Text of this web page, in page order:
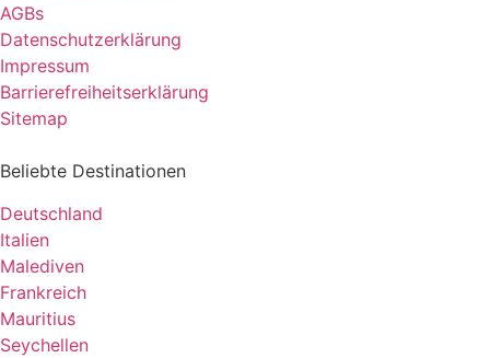
AGBs
Datenschutzerklärung
Impressum
Barrierefreiheitserklärung
Sitemap
Beliebte Destinationen
Deutschland
Italien
Malediven
Frankreich
Mauritius
Seychellen